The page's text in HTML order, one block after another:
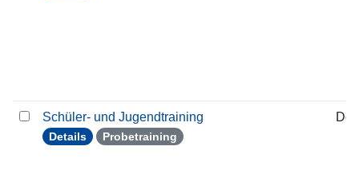
Schüler- und Jugendtraining
Details Probetraining